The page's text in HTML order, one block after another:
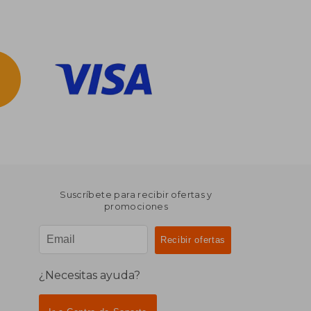
Suscríbete para recibir ofertas y
promociones
¿Necesitas ayuda?